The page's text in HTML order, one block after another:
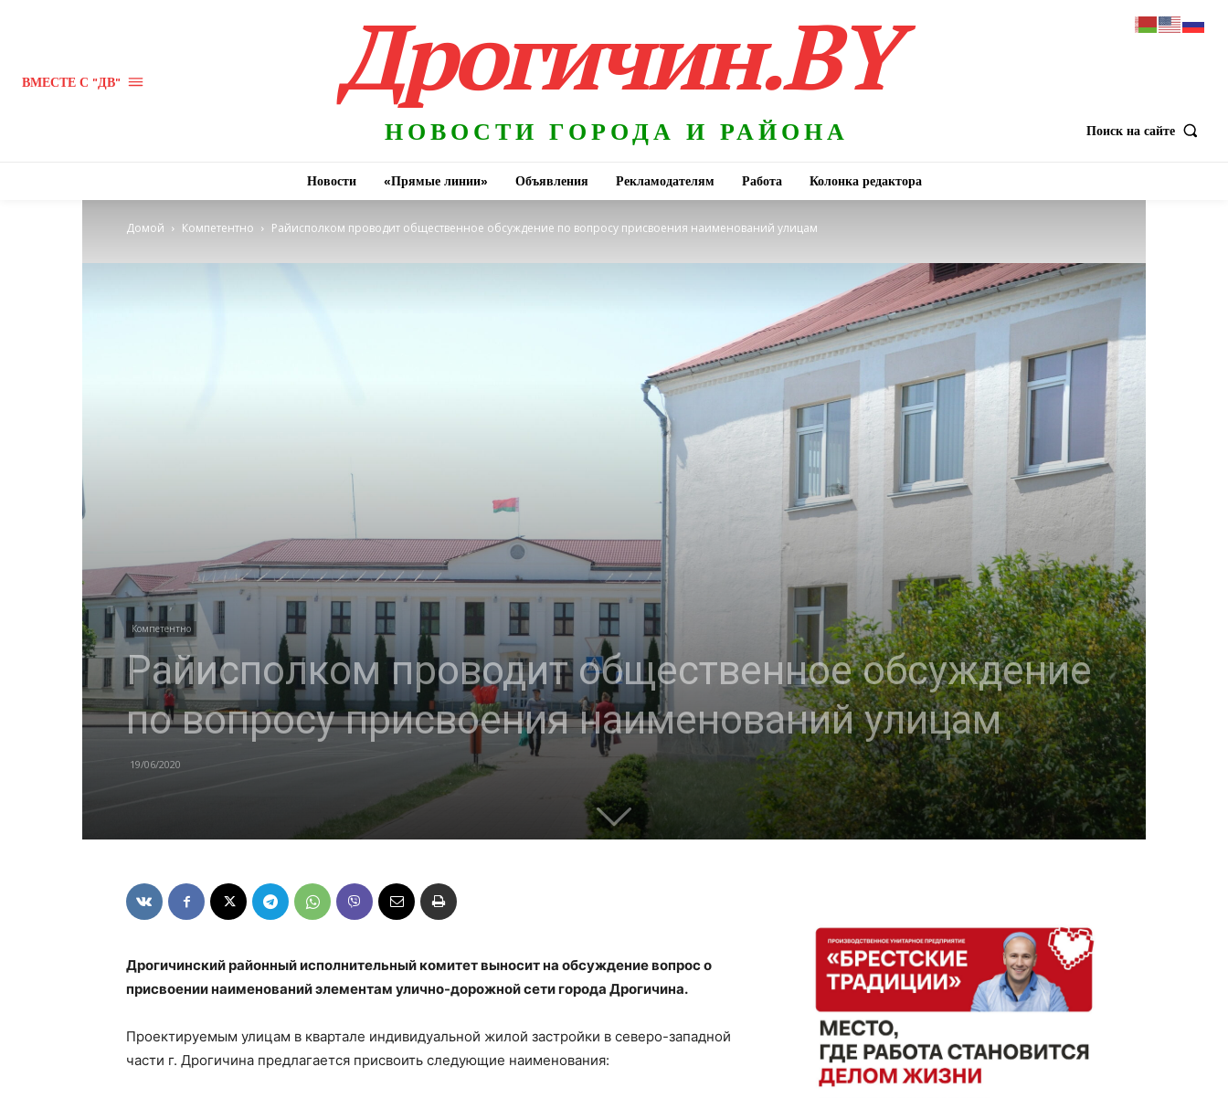
ВМЕСТЕ С "ДВ" Дрогичин.BY
НОВОСТИ ГОРОДА И РАЙОНА Поиск на сайте
Новости «Прямые линии» Объявления Рекламодателям Работа Колонка редактора
Домой Компетентно Райисполком проводит общественное обсуждение по вопросу присвоения наименований улицам
Компетентно
Райисполком проводит общественное обсуждение
по вопросу присвоения наименований улицам
19/06/2020
Дрогичинский районный исполнительный комитет выносит на обсуждение вопрос о
присвоении наименований элементам улично-дорожной сети города Дрогичина.
Проектируемым улицам в квартале индивидуальной жилой застройки в северо-западной
части г. Дрогичина предлагается присвоить следующие наименования: